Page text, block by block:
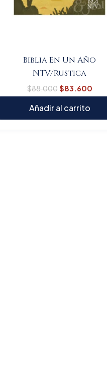
Biblia En Un Año
NTV/Rustica
$88.000$83.600
Añadir al carrito